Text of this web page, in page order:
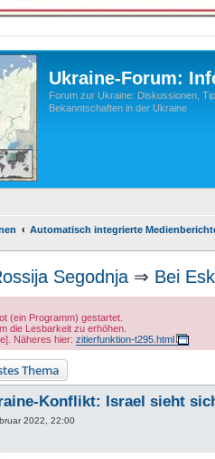
Ukraine-Forum:
Forum zur Ukraine: Diskussionen,
Bekanntschaften in der Ukraine
Automatisch integrierte
Segodnja⇒ Bei
(ein Programm) gestartet.
die Lesbarkeit zu erhöhen.
Näheres hier: zitierfunktion-t295.html
Thema
Konflikt: Israel sieht
2022, 22:00